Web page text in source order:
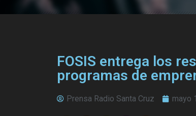
FOSIS entrega los
programas de
Prensa Radio Santa Cruz mayo